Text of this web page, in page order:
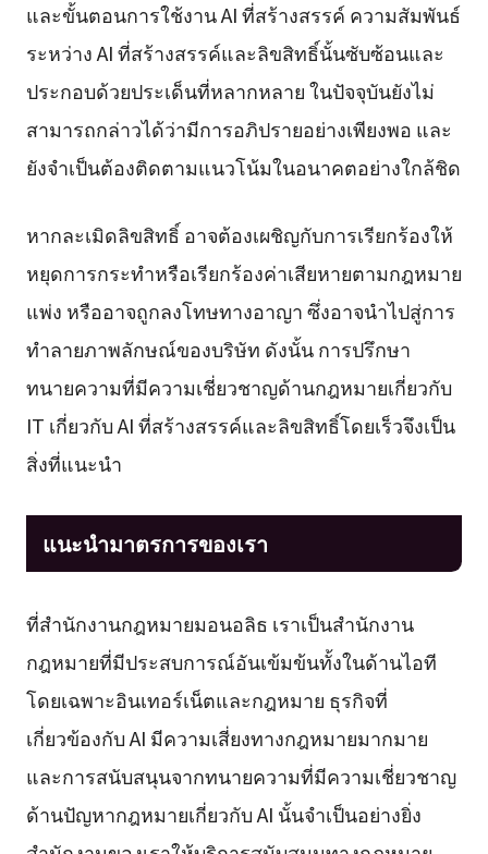
และขั้นตอนการใช้งาน AI ที่สร้างสรรค์ ความสัมพันธ์
ระหว่าง AI ที่สร้างสรรค์และลิขสิทธิ์นั้นซับซ้อนและ
ประกอบด้วยประเด็นที่หลากหลาย ในปัจจุบันยังไม่
สามารถกล่าวได้ว่ามีการอภิปรายอย่างเพียงพอ และ
ยังจำเป็นต้องติดตามแนวโน้มในอนาคตอย่างใกล้ชิด
หากละเมิดลิขสิทธิ์ อาจต้องเผชิญกับการเรียกร้องให้
หยุดการกระทำหรือเรียกร้องค่าเสียหายตามกฎหมาย
แพ่ง หรืออาจถูกลงโทษทางอาญา ซึ่งอาจนำไปสู่การ
ทำลายภาพลักษณ์ของบริษัท ดังนั้น การปรึกษา
ทนายความที่มีความเชี่ยวชาญด้านกฎหมายเกี่ยวกับ
IT เกี่ยวกับ AI ที่สร้างสรรค์และลิขสิทธิ์โดยเร็วจึงเป็น
สิ่งที่แนะนำ
แนะนำมาตรการของเรา
ที่สำนักงานกฎหมายมอนอลิธ เราเป็นสำนักงาน
กฎหมายที่มีประสบการณ์อันเข้มข้นทั้งในด้านไอที
โดยเฉพาะอินเทอร์เน็ตและกฎหมาย ธุรกิจที่
เกี่ยวข้องกับ AI มีความเสี่ยงทางกฎหมายมากมาย
และการสนับสนุนจากทนายความที่มีความเชี่ยวชาญ
ด้านปัญหากฎหมายเกี่ยวกับ AI นั้นจำเป็นอย่างยิ่ง